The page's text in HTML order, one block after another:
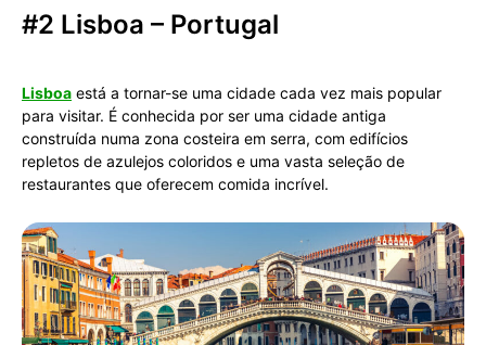
#2 Lisboa – Portugal
Lisboa está a tornar-se uma cidade cada vez mais popular
para visitar. É conhecida por ser uma cidade antiga
construída numa zona costeira em serra, com edifícios
repletos de azulejos coloridos e uma vasta seleção de
restaurantes que oferecem comida incrível.